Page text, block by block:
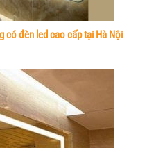
có đèn led cao cấp tại Hà Nội